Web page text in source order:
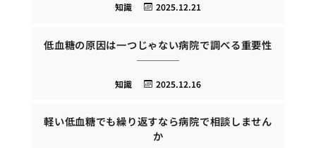
2025.12.21
知識
低血糖の原因は一つじゃない病院で調べる重要性
2025.12.16
知識
軽い低血糖でも繰り返すなら病院で相談しません
か